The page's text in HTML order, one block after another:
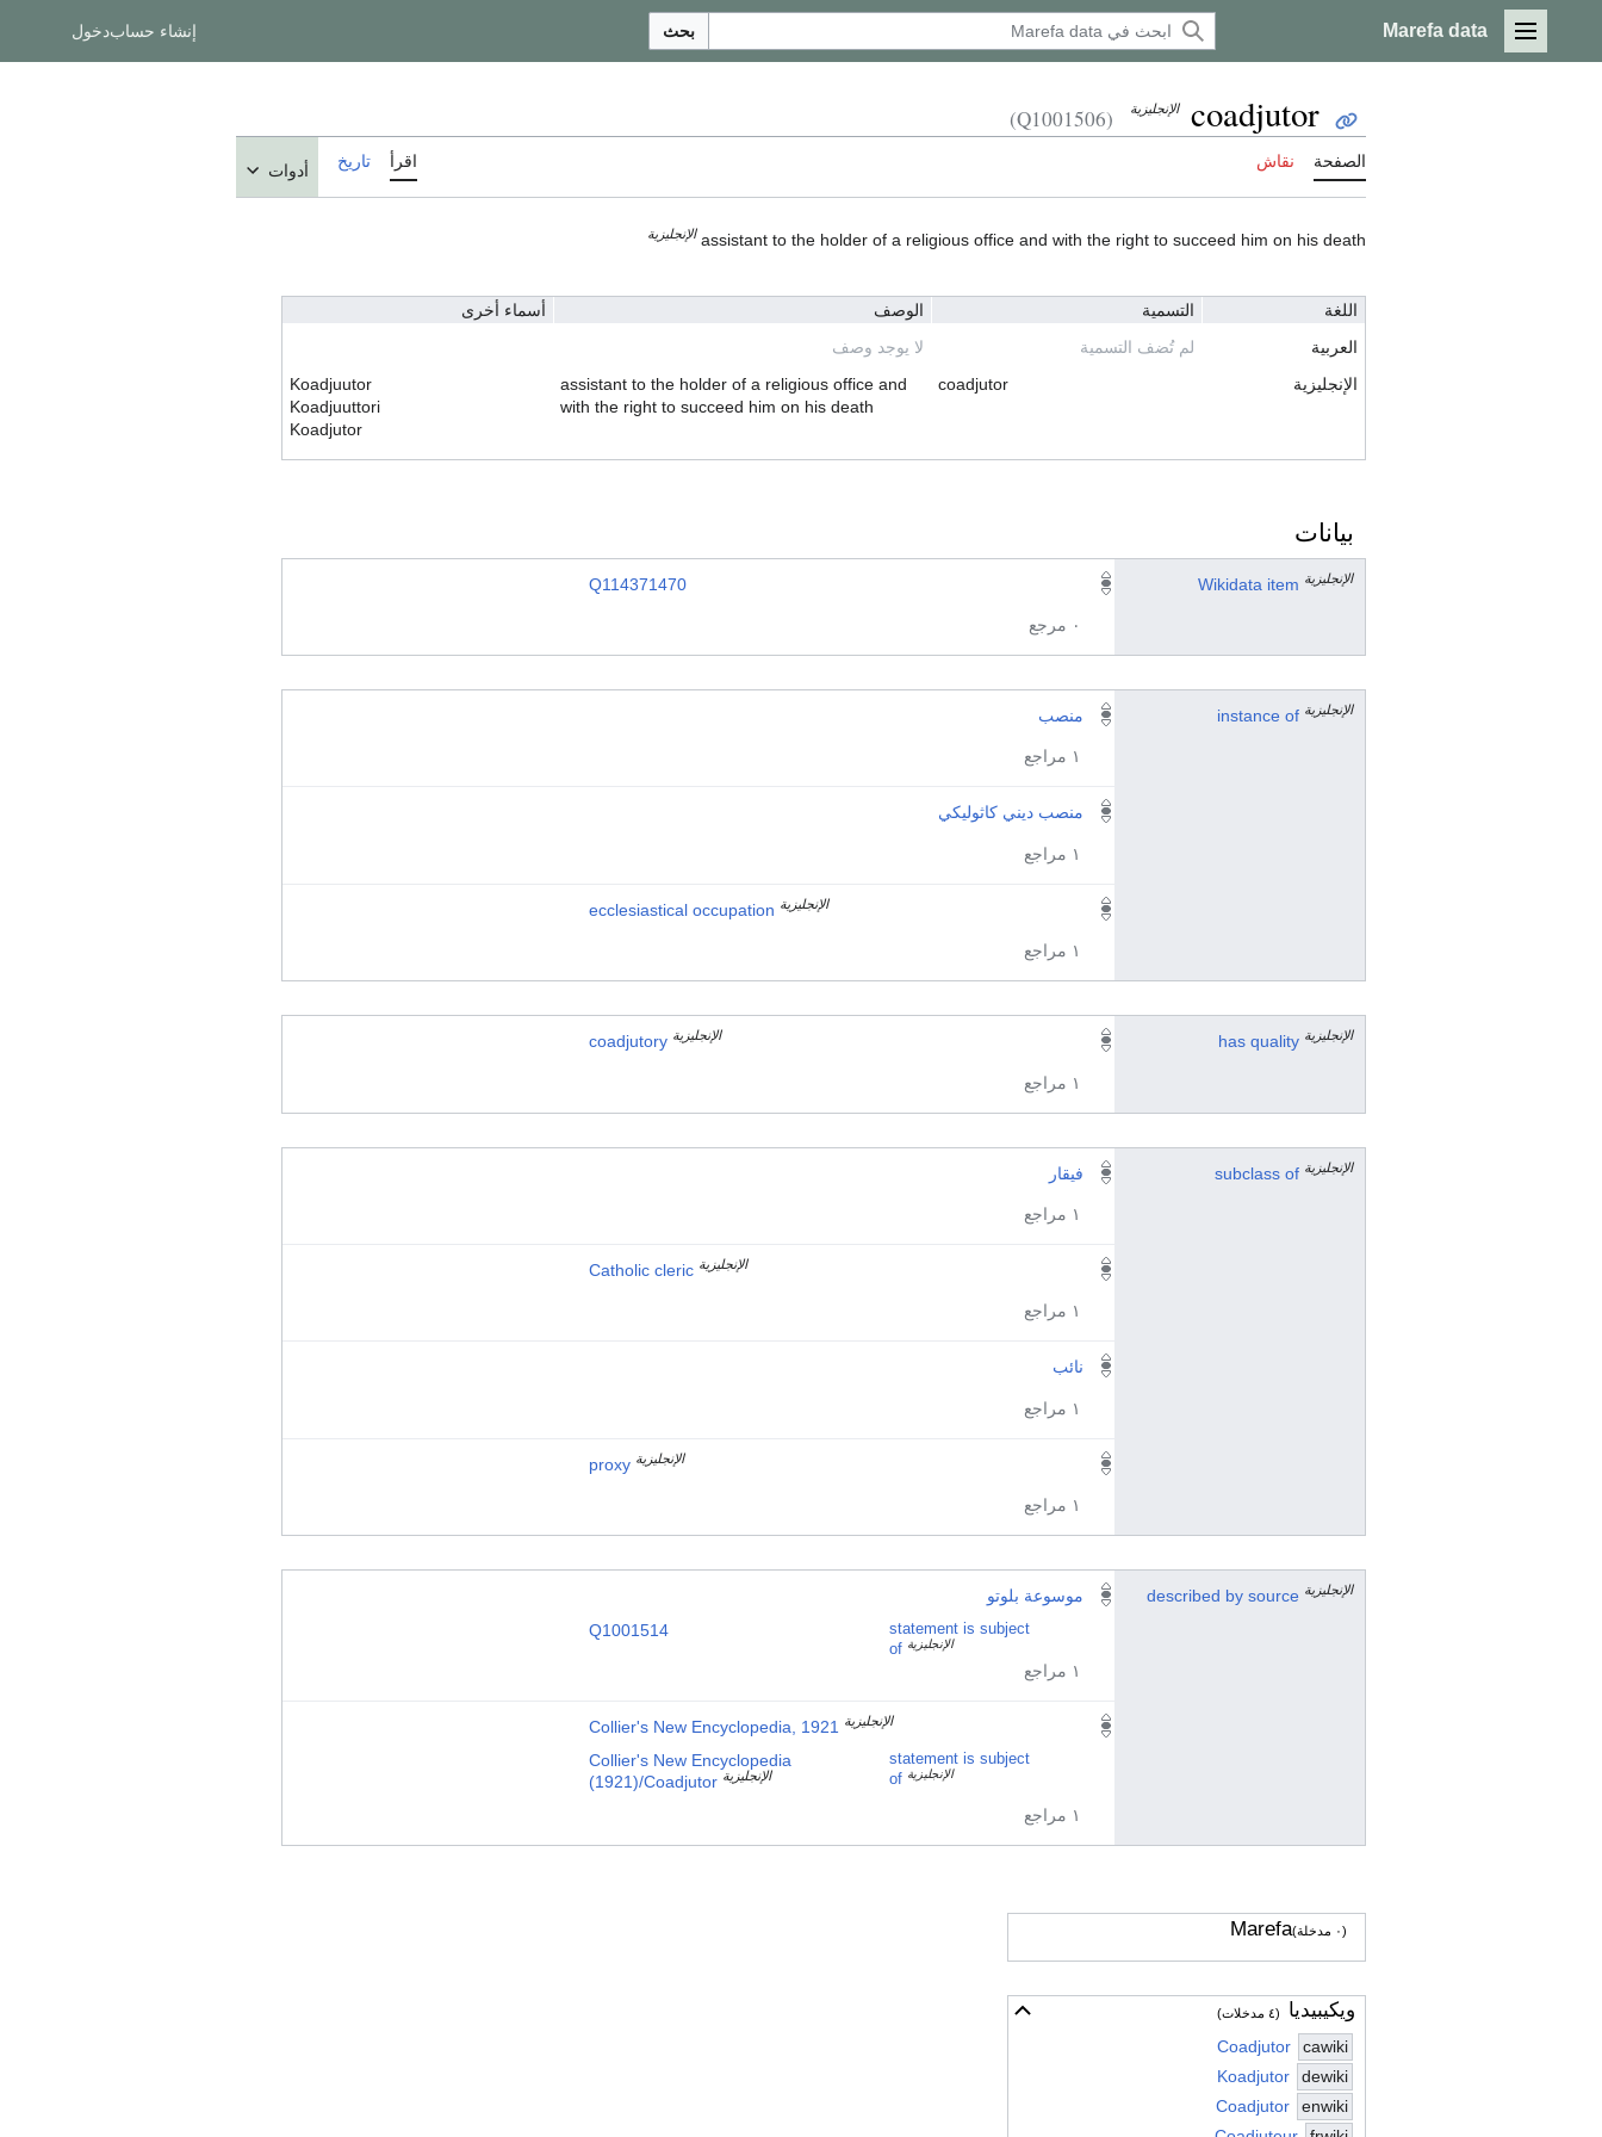
القائمة الرئيسية
Marefa data بحث إنشاء حسابدخول
coadjutor الإنجليزية (Q1001506)
الصفحة نقاش اقرأ تاريخ أدوات
assistant to the holder of a religious office and with the right to succeed him on his death الإنجليزية
اللغة التسمية الوصف
أسماء أخرى
العربية
لم تُضف التسمية
لا يوجد وصف
الإنجليزية
coadjutor
assistant to the holder of a religious office and
with the right to succeed him on his death
Koadjuutor
Koadjuuttori
Koadjutor
بيانات
Wikidata item الإنجليزية Q114371470
٠ مرجع
instance of الإنجليزية منصب
١ مراجع
منصب ديني كاثوليكي
١ مراجع
ecclesiastical occupation الإنجليزية
١ مراجع
has quality الإنجليزية coadjutory الإنجليزية
١ مراجع
subclass of الإنجليزية فيقار
١ مراجع
Catholic cleric الإنجليزية
١ مراجع
نائب
١ مراجع
proxy الإنجليزية
١ مراجع
described by source الإنجليزية موسوعة بلوتو
statement is subject
of الإنجليزية
Q1001514
١ مراجع
Collier's New Encyclopedia, 1921 الإنجليزية
statement is subject
of الإنجليزية
Collier's New Encyclopedia
(1921)/Coadjutor الإنجليزية
١ مراجع
Marefa (٠ مدخلة)
ويكيبيديا (٤ مدخلات)
cawiki
Coadjutor
dewiki
Koadjutor
enwiki
Coadjutor